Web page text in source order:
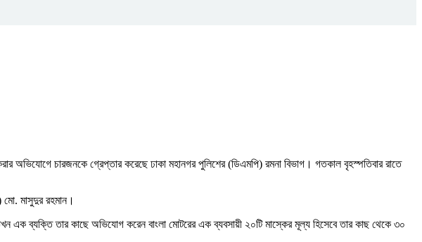
অভিযোগে চারজনকে গ্রেপ্তার করেছে ঢাকা মহানগর পুলিশের (ডিএমপি) রমনা বিভাগ। গতকাল বৃহস্পতিবার রাতে
মো. মাসুদুর রহমান।
এক ব্যক্তি তার কাছে অভিযোগ করেন বাংলা মোটরের এক ব্যবসায়ী ২০টি মাস্কের মূল্য হিসেবে তার কাছ থেকে ৩০